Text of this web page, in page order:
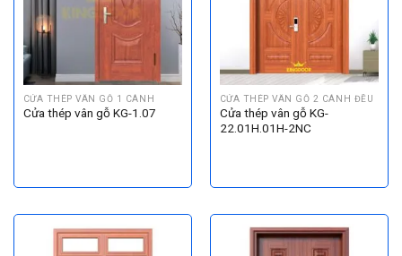
CỬA THÉP VÂN GỖ 1 CÁNH
Cửa thép vân gỗ KG-1.07
CỬA THÉP VÂN GỖ 2 CÁNH ĐỀU
Cửa thép vân gỗ KG-
22.01H.01H-2NC